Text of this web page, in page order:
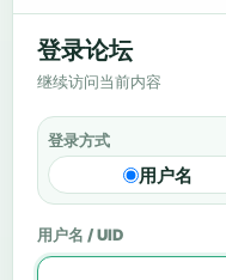
登录论坛
继续访问当前内容
登录方式
用户名
用户名 / UID